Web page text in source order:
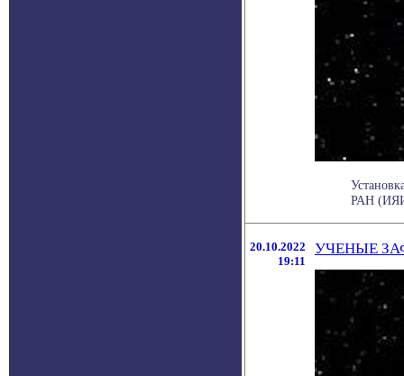
РАН (ИЯИ
20.10.2022
19:11
УЧЕНЫЕ